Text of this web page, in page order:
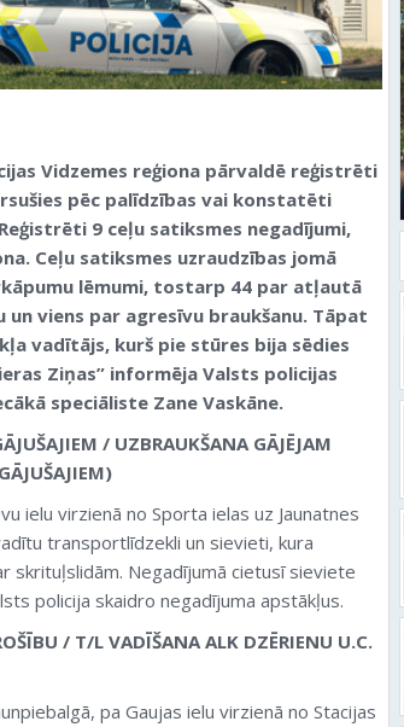
Vidzemes reģiona pārvaldē reģistrēti
pēc palīdzības vai konstatēti
9 ceļu satiksmes negadījumi,
Ceļu satiksmes uzraudzības jomā
lēmumi, tostarp 44 par atļautā
un viens par agresīvu braukšanu. Tāpat
vadītājs, kurš pie stūres bija sēdies
Ziņas” informēja Valsts policijas
speciāliste Zane Vaskāne.
/ UZBRAUKŠANA GĀJĒJAM
ielu virzienā no Sporta ielas uz Jaunatnes
transportlīdzekli un sievieti, kura
skrituļslidām. Negadījumā cietusī sieviete
policija skaidro negadījuma apstākļus.
/ T/L VADĪŠANA ALK DZĒRIENU U.C.
pa Gaujas ielu virzienā no Stacijas